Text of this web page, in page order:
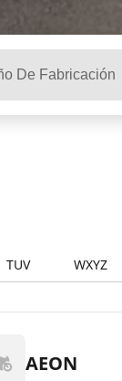
De Fabricación
TUV WXYZ
AEON